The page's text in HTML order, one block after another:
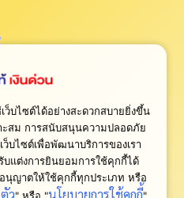
ว็บไซต์ได้อย่างสะดวกสบายยิ่งขึ้น
ะสม การสนับสนุนความปลอดภัย
ว็บไซต์เพื่อพัฒนาบริการของเรา
บแต่งการยินยอมการใช้คุกกี้ได้
นุญาตให้ใช้คุกกี้ทุกประเภท หรือ
ว นโยบายการใช้คุกกี้